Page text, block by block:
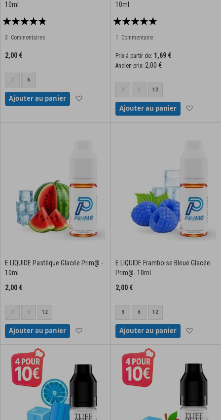
10ml
Notation:
3 Commentaires
2,00 €
3 6
Ajouter au panier Ajouter à la liste d'achats
10ml
Notation:
1 Commentaire
Prix à partir de 1,69 €
Ancien prix 2,00 €
3 6 12
Ajouter au panier
E LIQUIDE Pastèque Glacée Prim@ -
10ml
2,00 €
3 6 12
Ajouter au panier Ajouter à la liste d'achats
E LIQUIDE Framboise Bleue Glacée
Prim@- 10ml
2,00 €
3 6 12
Ajouter au panier